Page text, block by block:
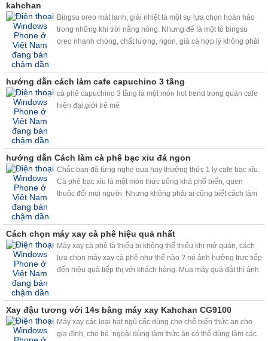
kahchan
Bingsu oreo mát lạnh, giải nhiệt là một sự lựa chọn hoàn hảo
trong những khi trời nắng nóng. Nhưng để là một tô bingsu
oreo nhanh chóng, chất lượng, ngon, giá cả hợp lý không phải
hướng dẫn cách làm cafe capuchino 3 tầng
cà phê capuchino 3 tầng là một món hot trend trong quán cafe
hiện đại,giới trẻ mê
hướng dẫn Cách làm cà phê bạc xỉu đá ngon
Chắc bạn đã từng nghe qua hay thưởng thức 1 ly cafe bạc xỉu.
Cà phê bạc xỉu là một món thức uống khá phổ biến, quen
thuộc đối mọi người. Nhưng không phải ai cũng biết cách làm
ly cafe bac xỉu ngon như ý.
Cách chọn máy xay cà phê hiệu quả nhất
Máy xay cà phê là thiếu bị không thể thiếu khi mở quán, cách
lựa chọn máy xay cà phê như thế nào ? nó ảnh hưởng trực tiếp
đến hiệu quả tiếp thị với khách hàng. Mua máy quá đắt thì ảnh
Xay đậu tương với 14s bằng máy xay Kahchan CG9100
Máy xay các loại hạt ngũ cốc dùng cho chế biến thức an cho
gia đình, cho bé. ngoài dùng làm thức ăn có thể dùng làm các